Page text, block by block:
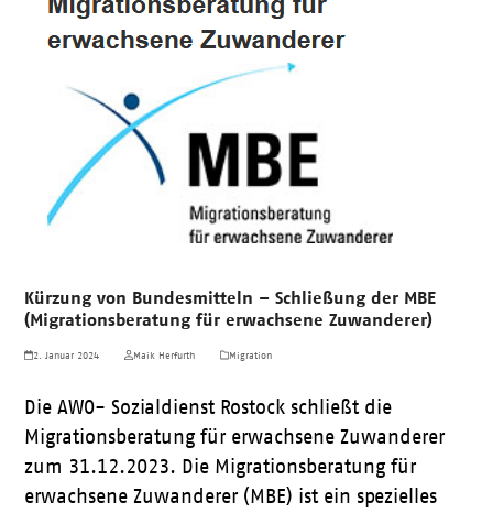
Kürzung von Bundesmitteln – Schließung der MBE
(Migrationsberatung für erwachsene Zuwanderer)
2. Januar 2024 Maik Herfurth Migration
Die AWO- Sozialdienst Rostock schließt die
Migrationsberatung für erwachsene Zuwanderer
zum 31.12.2023. Die Migrationsberatung für
erwachsene Zuwanderer (MBE) ist ein spezielles